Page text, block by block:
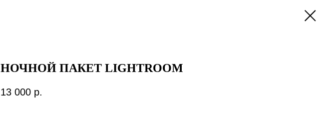
НОЧНОЙ ПАКЕТ LIGHTROOM
13 000 р.